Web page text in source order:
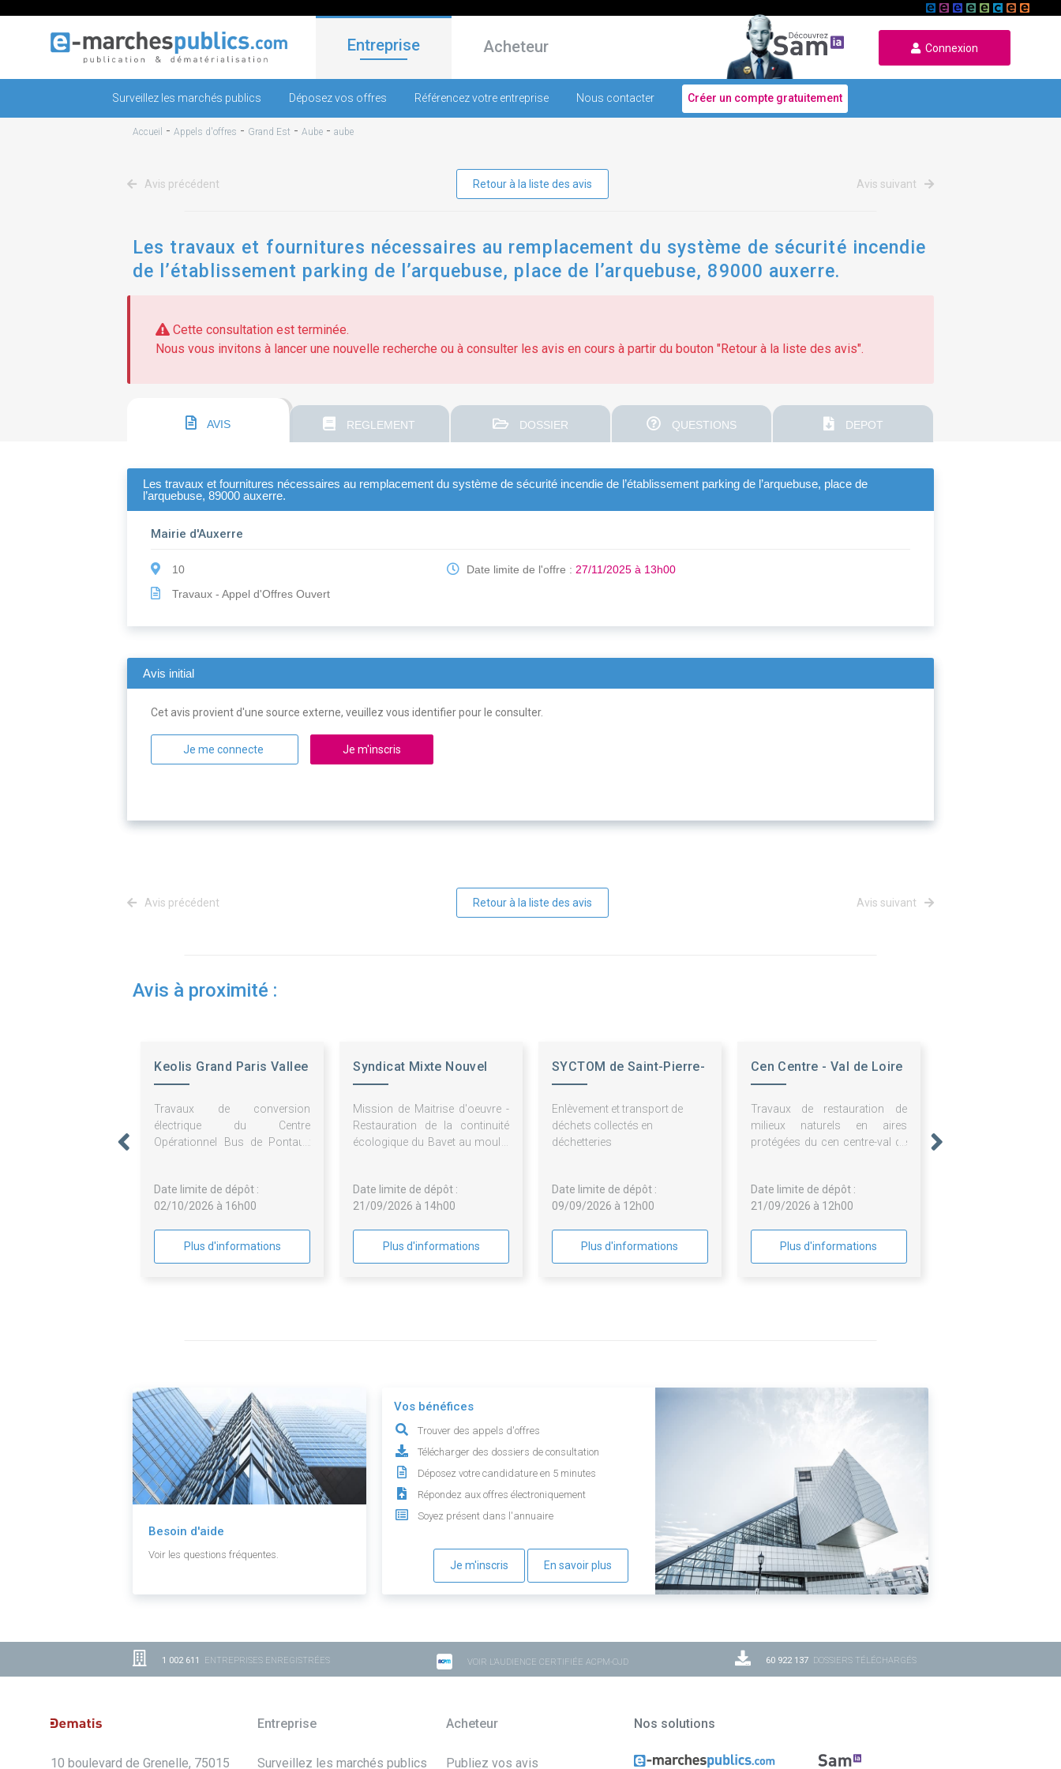
Entreprise Acheteur Connexion
Surveillez les marchés publics Déposez vos offres Référencez votre entreprise Nous contacter Créer un compte gratuitement
Accueil - Appels d'offres - Grand Est - Aube - aube
Avis précédent Retour à la liste des avis Avis suivant
Les travaux et fournitures nécessaires au remplacement du système de sécurité incendie
de l’établissement parking de l’arquebuse, place de l’arquebuse, 89000 auxerre.
Cette consultation est terminée.
Nous vous invitons à lancer une nouvelle recherche ou à consulter les avis en cours à partir du bouton "Retour à la liste des avis".
AVIS REGLEMENT DOSSIER QUESTIONS DEPOT
Les travaux et fournitures nécessaires au remplacement du système de sécurité incendie de l’établissement parking de l’arquebuse, place de
l’arquebuse, 89000 auxerre.
Mairie d'Auxerre
10
Travaux - Appel d'Offres Ouvert
Date limite de l'offre :27/11/2025 à 13h00
Avis initial
Cet avis provient d'une source externe, veuillez vous identifier pour le consulter.
Je me connecte Je m'inscris
Avis précédent Retour à la liste des avis Avis suivant
Avis à proximité :
Keolis Grand Paris Vallee
Travaux de conversion
électrique du Centre
Opérationnel Bus de Pontault
Date limite de dépôt :
02/10/2026 à 16h00
Plus d'informations
Syndicat Mixte Nouvel
Mission de Maitrise d'oeuvre -
Restauration de la continuité
écologique du Bavet au moulin
Date limite de dépôt :
21/09/2026 à 14h00
Plus d'informations
SYCTOM de Saint-Pierre-
Enlèvement et transport de
déchets collectés en
déchetteries
Date limite de dépôt :
09/09/2026 à 12h00
Plus d'informations
Cen Centre - Val de Loire
Travaux de restauration de
milieux naturels en aires
protégées du cen centre-val de
Date limite de dépôt :
21/09/2026 à 12h00
Plus d'informations
Besoin d'aide
Voir les questions fréquentes.
Vos bénéfices
Trouver des appels d'offres
Télécharger des dossiers de consultation
Déposez votre candidature en 5 minutes
Répondez aux offres électroniquement
Soyez présent dans l'annuaire
Je m'inscris En savoir plus
1 002 611 ENTREPRISES ENREGISTRÉES VOIR L'AUDIENCE CERTIFIÉE ACPM-OJD 60 922 137 DOSSIERS TÉLÉCHARGÉS
10 boulevard de Grenelle, 75015
Entreprise
Surveillez les marchés publics
Acheteur
Publiez vos avis
Nos solutions